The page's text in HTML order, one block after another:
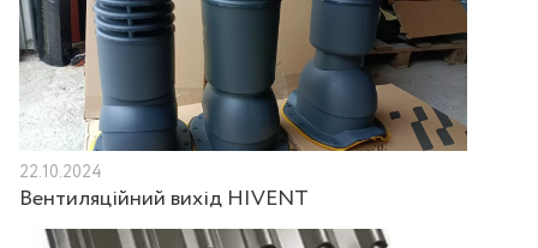
22.10.2024
Вентиляційний вихід HIVENT